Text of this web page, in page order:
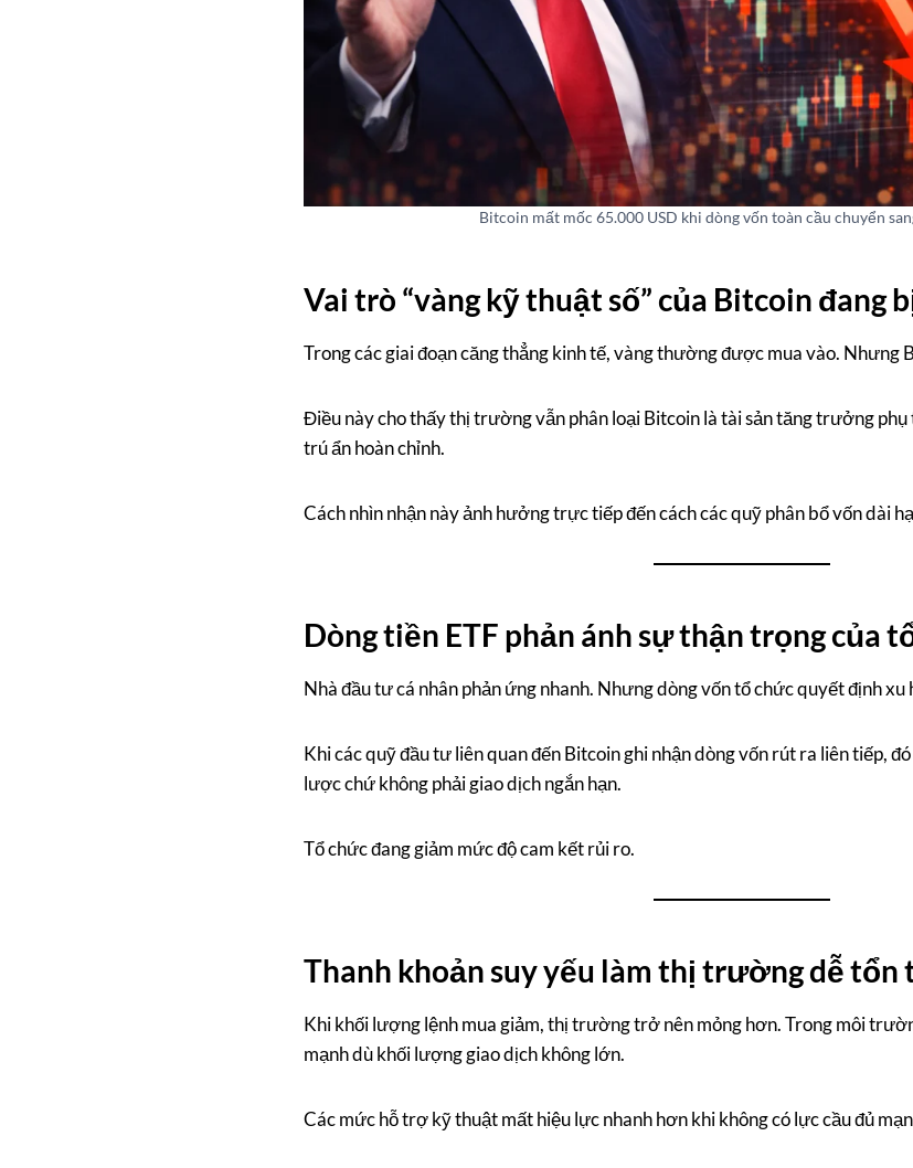
Bitcoin mất mốc 65.000 USD khi dòng vốn toàn cầu chuyển
Vai trò “vàng kỹ thuật số” của Bitcoin đang
Trong các giai đoạn căng thẳng kinh tế, vàng thường được mua vào. Nhưng
Điều này cho thấy thị trường vẫn phân loại Bitcoin là tài sản tăng trưởng
trú ẩn hoàn chỉnh.
Cách nhìn nhận này ảnh hưởng trực tiếp đến cách các quỹ phân bổ vốn dài
Dòng tiền ETF phản ánh sự thận trọng của
Nhà đầu tư cá nhân phản ứng nhanh. Nhưng dòng vốn tổ chức quyết định xu
Khi các quỹ đầu tư liên quan đến Bitcoin ghi nhận dòng vốn rút ra liên tiếp,
lược chứ không phải giao dịch ngắn hạn.
Tổ chức đang giảm mức độ cam kết rủi ro.
Thanh khoản suy yếu làm thị trường dễ
Khi khối lượng lệnh mua giảm, thị trường trở nên mỏng hơn. Trong môi
mạnh dù khối lượng giao dịch không lớn.
Các mức hỗ trợ kỹ thuật mất hiệu lực nhanh hơn khi không có lực cầu đủ